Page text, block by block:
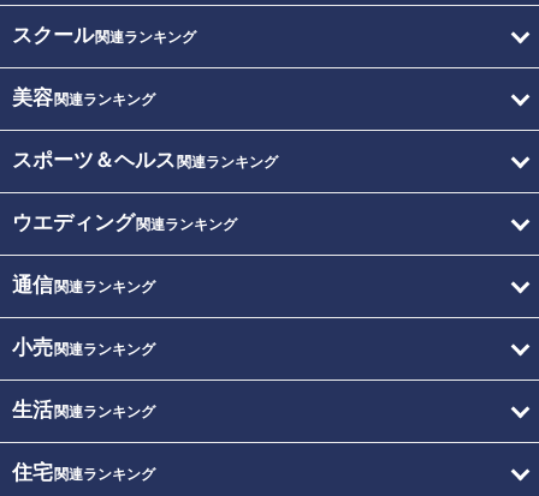
スクール関連ランキング
美容関連ランキング
スポーツ＆ヘルス 関連ランキング
ウエディング関連ランキング
通信関連ランキング
小売関連ランキング
生活関連ランキング
住宅関連ランキング